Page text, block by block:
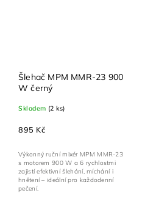
Šlehač MPM MMR-23 900
W černý
Skladem (2 ks)
895 Kč
Výkonný ruční mixér MPM MMR-23
s motorem 900 W a 6 rychlostmi
zajistí efektivní šlehání, míchání i
hnětení – ideální pro každodenní
pečení.